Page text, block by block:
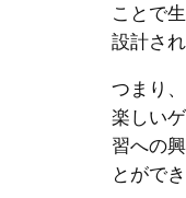
ことで
設計され
つまり
楽しい
習への
とができ